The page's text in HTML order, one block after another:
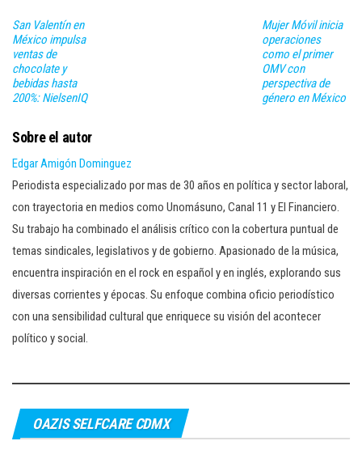
San Valentín en
México impulsa
ventas de
chocolate y
bebidas hasta
200%: NielsenIQ
Mujer Móvil inicia
operaciones
como el primer
OMV con
perspectiva de
género en México
Sobre el autor
Edgar Amigón Dominguez
Periodista especializado por mas de 30 años en política y sector laboral,
con trayectoria en medios como Unomásuno, Canal 11 y El Financiero.
Su trabajo ha combinado el análisis crítico con la cobertura puntual de
temas sindicales, legislativos y de gobierno. Apasionado de la música,
encuentra inspiración en el rock en español y en inglés, explorando sus
diversas corrientes y épocas. Su enfoque combina oficio periodístico
con una sensibilidad cultural que enriquece su visión del acontecer
político y social.
OAZIS SELFCARE CDMX